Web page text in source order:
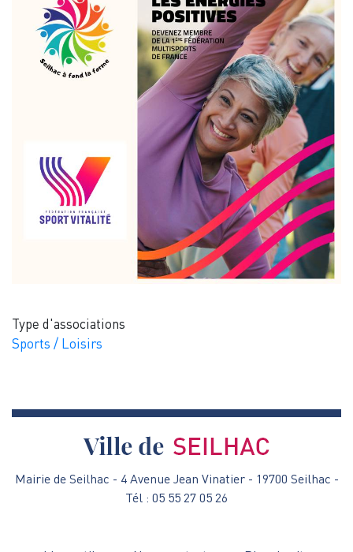
Type d'associations
Sports / Loisirs
Mairie de Seilhac - 4 Avenue Jean Vinatier - 19700 Seilhac -
Tél : 05 55 27 05 26